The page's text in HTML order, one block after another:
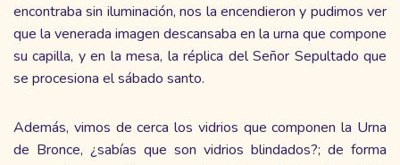
encontraba sin iluminación, nos la encendieron y pudimos ver
que la venerada imagen descansaba en la urna que compone
su capilla, y en la mesa, la réplica del Señor Sepultado que
se procesiona el sábado santo.
Además, vimos de cerca los vidrios que componen la Urna
de Bronce, ¿sabías que son vidrios blindados?; de forma